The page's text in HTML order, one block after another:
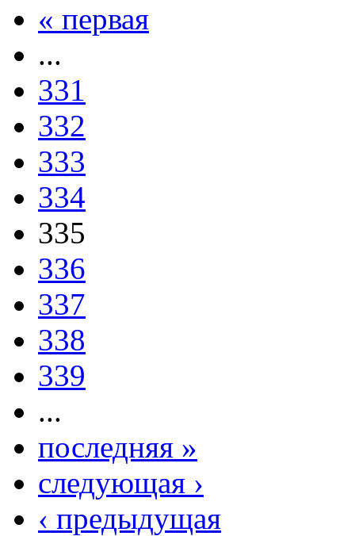
« первая
...
331
332
333
334
335
336
337
338
339
...
последняя »
следующая ›
‹ предыдущая